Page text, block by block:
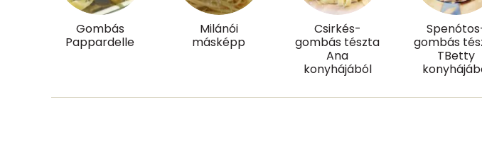
Szénhidrát
Gombás
Pappardelle
Milánói
másképp
Csirkés-
gombás tészta
Ana
konyhájából
gombás
TBetty